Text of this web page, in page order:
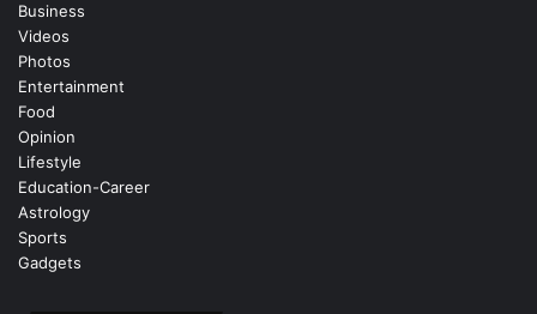
Business
Videos
Photos
Entertainment
Food
Opinion
Lifestyle
Education-Career
Astrology
Sports
Gadgets